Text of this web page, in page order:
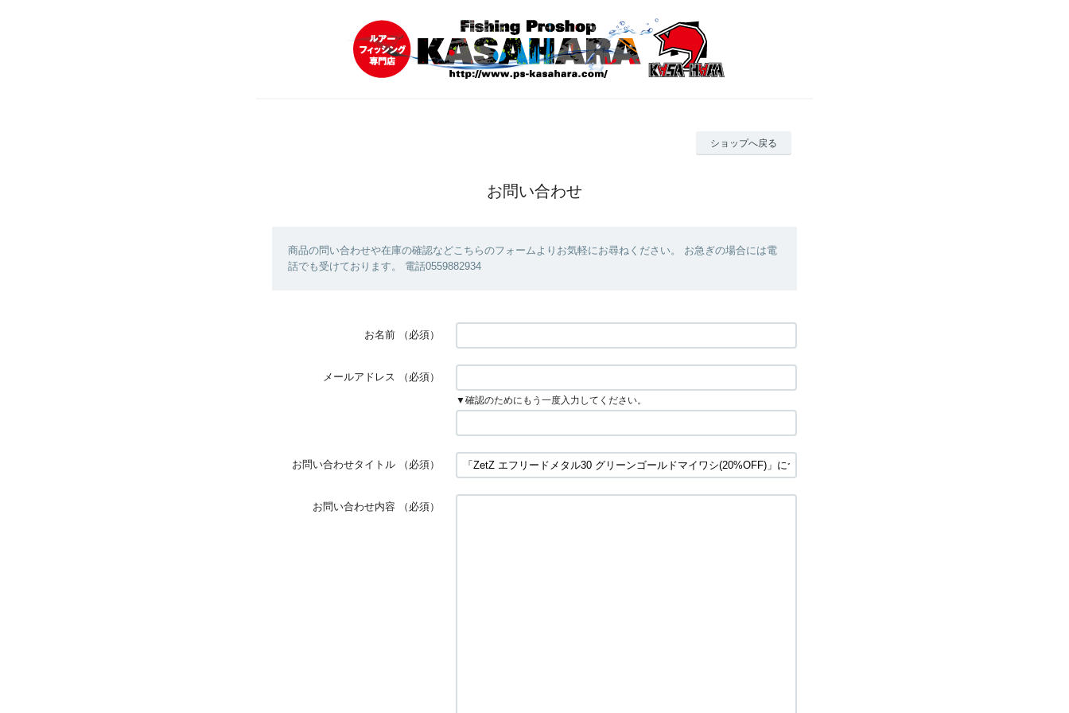
ショップへ戻る
お問い合わせ
商品の問い合わせや在庫の確認などこちらのフォームよりお気軽にお尋ねください。 お急ぎの場合には電
話でも受けております。 電話0559882934
お名前 （必須）
メールアドレス （必須）
▼確認のためにもう一度入力してください。
お問い合わせタイトル （必須）
お問い合わせ内容 （必須）